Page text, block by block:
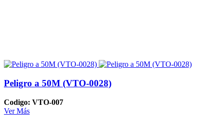
Peligro a 50M (VTO-0028)
Codigo: VTO-007
Ver Más